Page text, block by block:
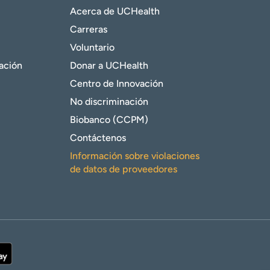
Acerca de UCHealth
Carreras
Voluntario
Donar a UCHealth
Centro de Innovación
No discriminación
Biobanco (CCPM)
Contáctenos
Información sobre violaciones
de datos de proveedores